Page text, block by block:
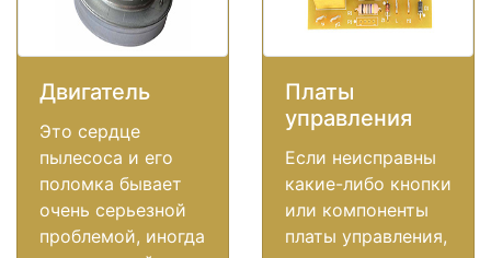
Двигатель
Это сердце
пылесоса и его
поломка бывает
очень серьезной
проблемой, иногда
Платы
управления
Если неисправны
какие-либо кнопки
или компоненты
платы управления,